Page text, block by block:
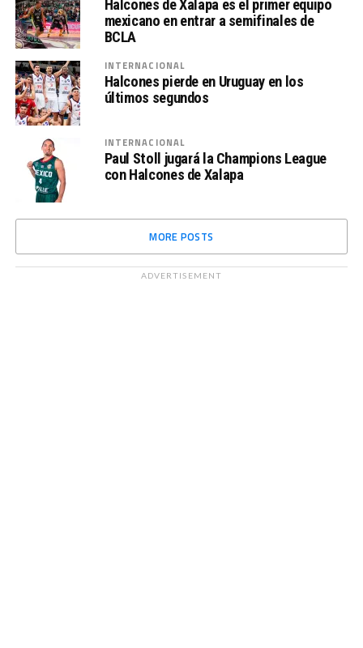
Halcones de Xalapa es el primer equipo
mexicano en entrar a semifinales de
BCLA
INTERNACIONAL
Halcones pierde en Uruguay en los
últimos segundos
INTERNACIONAL
Paul Stoll jugará la Champions League
con Halcones de Xalapa
MORE POSTS
ADVERTISEMENT